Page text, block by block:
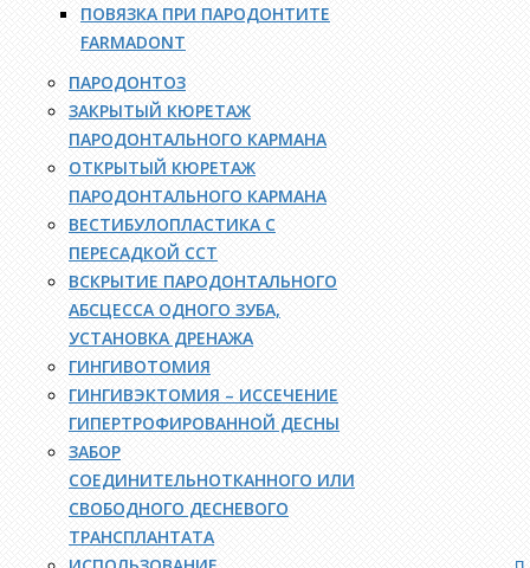
ПОВЯЗКА ПРИ ПАРОДОНТИТЕ
FARMADONT
ПАРОДОНТОЗ
ЗАКРЫТЫЙ КЮРЕТАЖ
ПАРОДОНТАЛЬНОГО КАРМАНА
ОТКРЫТЫЙ КЮРЕТАЖ
ПАРОДОНТАЛЬНОГО КАРМАНА
ВЕСТИБУЛОПЛАСТИКА С
ПЕРЕСАДКОЙ ССТ
ВСКРЫТИЕ ПАРОДОНТАЛЬНОГО
АБСЦЕССА ОДНОГО ЗУБА,
УСТАНОВКА ДРЕНАЖА
ГИНГИВОТОМИЯ
ГИНГИВЭКТОМИЯ – ИССЕЧЕНИЕ
ГИПЕРТРОФИРОВАННОЙ ДЕСНЫ
ЗАБОР
СОЕДИНИТЕЛЬНОТКАННОГО ИЛИ
СВОБОДНОГО ДЕСНЕВОГО
ТРАНСПЛАНТАТА